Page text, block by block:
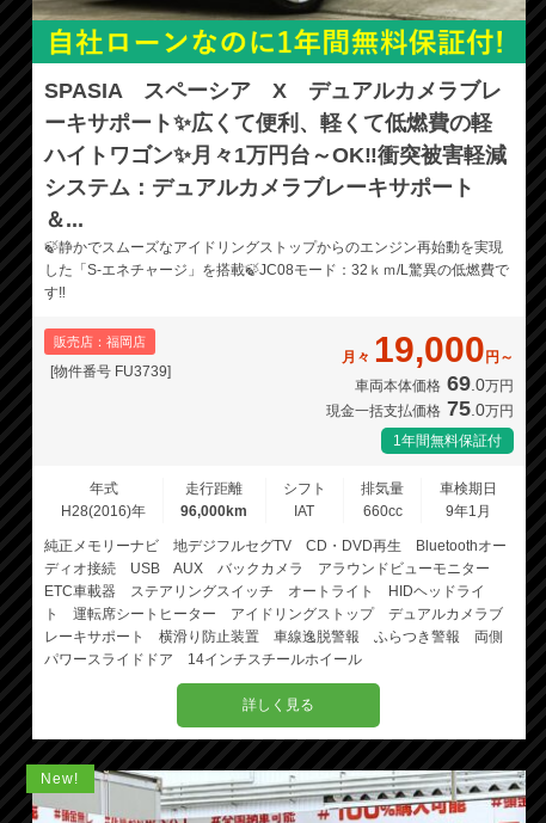
SPASIA スペーシア X デュアルカメラブレ
ーキサポート✨広くて便利、軽くて低燃費の軽
ハイトワゴン✨月々1万円台～OK‼️衝突被害軽減
システム：デュアルカメラブレーキサポート
＆...
🍃静かでスムーズなアイドリングストップからのエンジン再始動を実現
した「S‐エネチャージ」を搭載🍃JC08モード：32ｋｍ/L驚異の低燃費で
す‼️
販売店：福岡店
[物件番号 FU3739]
月々 19,000 円～
車両本体価格 69.0万円
現金一括支払価格 75.0万円
1年間無料保証付
年式
H28(2016)年
走行距離
96,000km
シフト
IAT
排気量
660cc
車検期日
9年1月
純正メモリーナビ 地デジフルセグTV CD・DVD再生 Bluetoothオー
ディオ接続 USB AUX バックカメラ アラウンドビューモニター
ETC車載器 ステアリングスイッチ オートライト HIDヘッドライ
ト 運転席シートヒーター アイドリングストップ デュアルカメラブ
レーキサポート 横滑り防止装置 車線逸脱警報 ふらつき警報 両側
パワースライドドア 14インチスチールホイール
詳しく見る
New!